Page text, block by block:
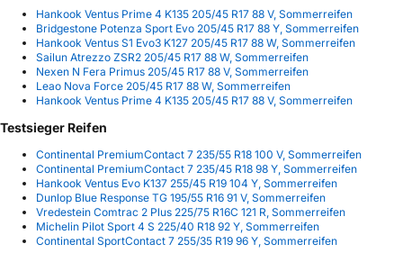
Hankook Ventus Prime 4 K135 205/45 R17 88 V, Sommerreifen
Bridgestone Potenza Sport Evo 205/45 R17 88 Y, Sommerreifen
Hankook Ventus S1 Evo3 K127 205/45 R17 88 W, Sommerreifen
Sailun Atrezzo ZSR2 205/45 R17 88 W, Sommerreifen
Nexen N Fera Primus 205/45 R17 88 V, Sommerreifen
Leao Nova Force 205/45 R17 88 W, Sommerreifen
Hankook Ventus Prime 4 K135 205/45 R17 88 V, Sommerreifen
Testsieger Reifen
Continental PremiumContact 7 235/55 R18 100 V, Sommerreifen
Continental PremiumContact 7 235/45 R18 98 Y, Sommerreifen
Hankook Ventus Evo K137 255/45 R19 104 Y, Sommerreifen
Dunlop Blue Response TG 195/55 R16 91 V, Sommerreifen
Vredestein Comtrac 2 Plus 225/75 R16C 121 R, Sommerreifen
Michelin Pilot Sport 4 S 225/40 R18 92 Y, Sommerreifen
Continental SportContact 7 255/35 R19 96 Y, Sommerreifen